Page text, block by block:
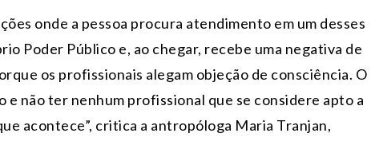
onde a pessoa procura atendimento em um desses
Poder Público e, ao chegar, recebe uma negativa de
os profissionais alegam objeção de consciência. O
e não ter nenhum profissional que se considere apto a
acontece”, critica a antropóloga Maria Tranjan,